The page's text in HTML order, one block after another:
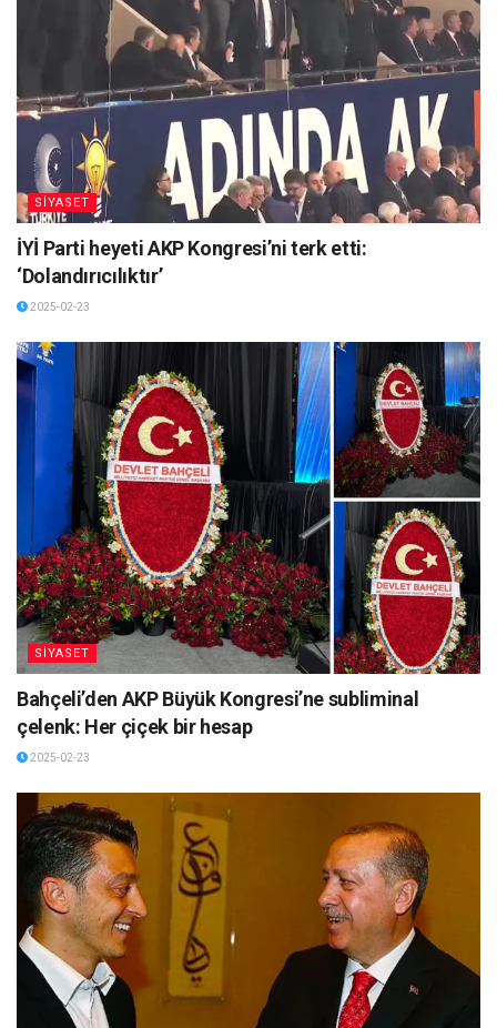
SİYASET
İYİ Parti heyeti AKP Kongresi’ni terk etti:
‘Dolandırıcılıktır’
2025-02-23
SİYASET
Bahçeli’den AKP Büyük Kongresi’ne subliminal
çelenk: Her çiçek bir hesap
2025-02-23